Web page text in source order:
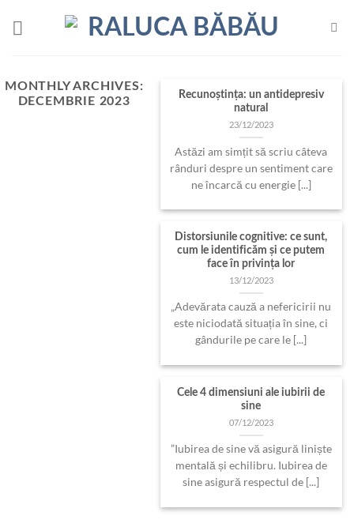
MONTHLY ARCHIVES:
DECEMBRIE 2023
Recunoștința: un antidepresiv
natural
23/12/2023
Astăzi am simțit să scriu câteva
rânduri despre un sentiment care
ne încarcă cu energie [...]
Distorsiunile cognitive: ce sunt,
cum le identificăm şi ce putem
face în privinţa lor
13/12/2023
„Adevărata cauză a nefericirii nu
este niciodată situația în sine, ci
gândurile pe care le [...]
Cele 4 dimensiuni ale iubirii de
sine
07/12/2023
”Iubirea de sine vă asigură liniște
mentală și echilibru. Iubirea de
sine asigură respectul de [...]